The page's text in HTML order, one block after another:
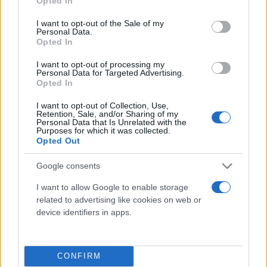
use your data for below specified purposes in below Google
consent section.
I want to opt-out of the Sale of my
Personal Data.
Opted In
I want to opt-out of processing my
Personal Data for Targeted Advertising.
Opted In
I want to opt-out of Collection, Use,
Retention, Sale, and/or Sharing of my
Personal Data that Is Unrelated with the
Purposes for which it was collected.
Opted Out
Google consents
I want to allow Google to enable storage
related to advertising like cookies on web or
device identifiers in apps.
CONFIRM
διαστάσεις μαζικής ανθρωπιστικής καταστροφής.
Η γεωγραφική κατανομή των συγκρούσεων δείχνει
ότι η Αφρική παραμένει η ήπειρος με τα
με 29 συγκρούσεις, ενώ ακολουθούν η Ασία, η Μέση
Ανατολή, η αμερικανική ήπειρος και η Ευρώπη. Η
έκθεση επισημαίνει ότι πέρα από τις πολεμικές
εστίες που κυριαρχούν στη διεθνή επικαιρότητα,
υπάρχουν και άλλες κρίσεις που λαμβάνουν σαφώς
λιγότερη προσοχή, αλλά έχουν σοβαρό αποτύπωμα
στους πληθυσμούς.
Το PRIO υπενθυμίζειότι τα στοιχεία
προέρχονται από το UCDP